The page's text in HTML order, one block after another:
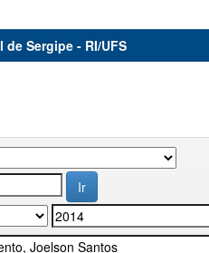
Sergipe - RI/UFS